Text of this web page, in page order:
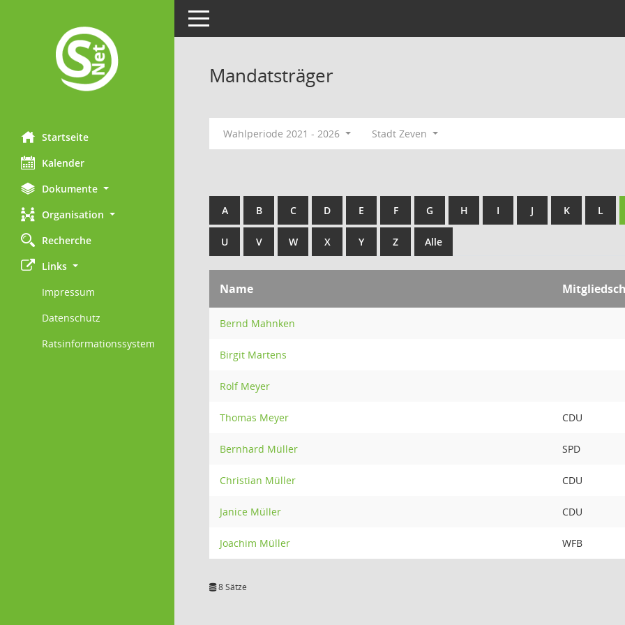
Startseite
Kalender
Dokumente
Organisation
Recherche
Links
Impressum
Datenschutz
Ratsinformationssystem
Toggle navigation
Mandatsträger
Wahlperiode 2021 - 2026 Stadt Zeven
A B C D E F G H I J K L
U V W X Y Z Alle
Name
Bernd Mahnken
Birgit Martens
Rolf Meyer
Thomas Meyer CDU
Bernhard Müller SPD
Christian Müller CDU
Janice Müller CDU
Joachim Müller WFB
8 Sätze